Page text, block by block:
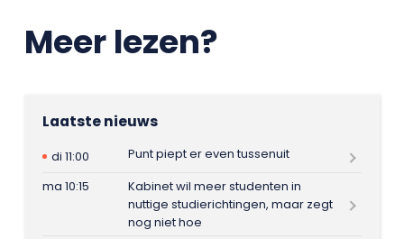
Meer lezen?
Laatste nieuws
di 11:00
Punt piept er even tussenuit
ma 10:15
Kabinet wil meer studenten in
nuttige studierichtingen, maar zegt
nog niet hoe